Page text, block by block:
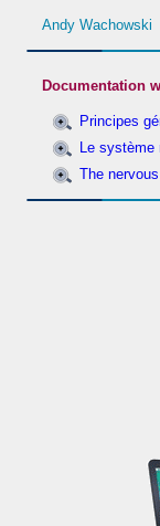
Andy Wachowski
Documentation
Principes
Le système
The